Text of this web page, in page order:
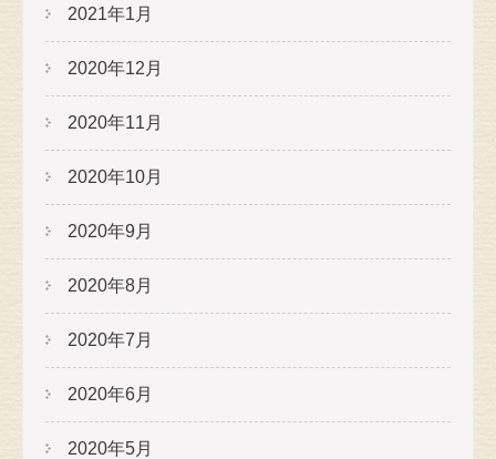
2021年1月
2020年12月
2020年11月
2020年10月
2020年9月
2020年8月
2020年7月
2020年6月
2020年5月